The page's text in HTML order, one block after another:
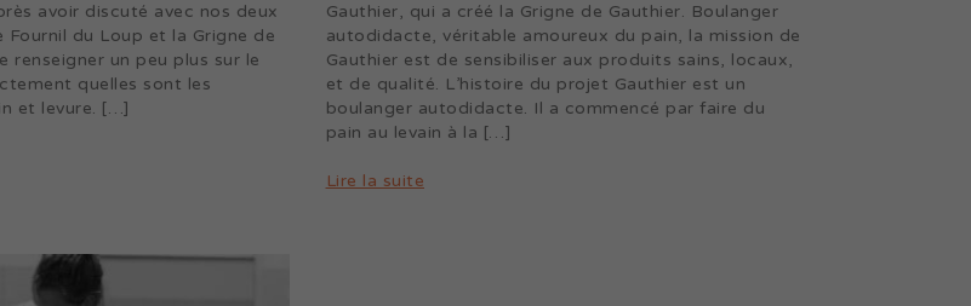
avoir discuté avec nos deux
Fournil du Loup et la Grigne de
renseigner un peu plus sur le
quelles sont les
et levure. […]
Gauthier, qui a créé la Grigne de Gauthier. Boulanger
autodidacte, véritable amoureux du pain, la mission de
Gauthier est de sensibiliser aux produits sains, locaux,
et de qualité. L’histoire du projet Gauthier est un
boulanger autodidacte. Il a commencé par faire du
pain au levain à la […]
Lire la suite